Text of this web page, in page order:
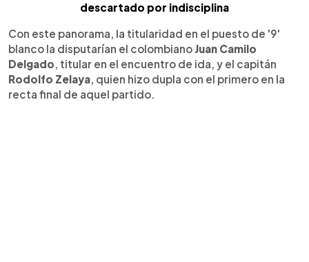
descartado por indisciplina
Con este panorama, la titularidad en el puesto de '9'
blanco la disputarían el colombiano Juan Camilo
Delgado, titular en el encuentro de ida, y el capitán
Rodolfo Zelaya, quien hizo dupla con el primero en la
recta final de aquel partido.